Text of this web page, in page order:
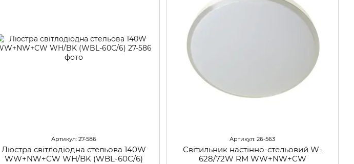
Артикул: 27-586
Люстра світлодіодна стельова 140W
WW+NW+CW WH/BK (WBL-60C/6)
Артикул: 26-563
Світильник настінно-стельовий W-
628/72W RM WW+NW+CW